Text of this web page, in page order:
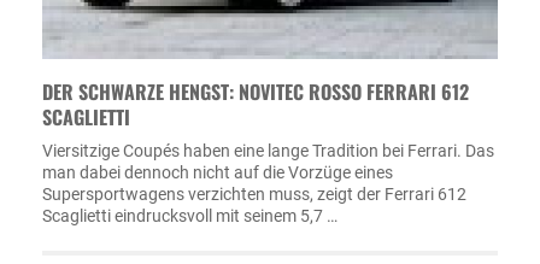
DER SCHWARZE HENGST: NOVITEC ROSSO FERRARI 612
SCAGLIETTI
Viersitzige Coupés haben eine lange Tradition bei Ferrari. Das
man dabei dennoch nicht auf die Vorzüge eines
Supersportwagens verzichten muss, zeigt der Ferrari 612
Scaglietti eindrucksvoll mit seinem 5,7 …